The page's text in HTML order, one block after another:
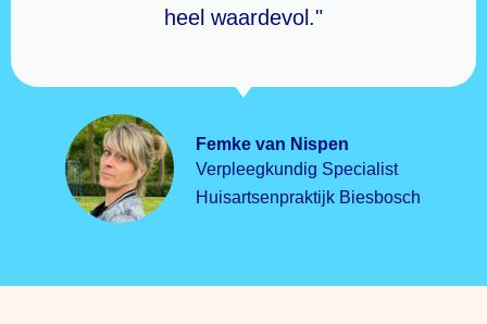
heel waardevol."
Femke van Nispen
Verpleegkundig Specialist
Huisartsenpraktijk Biesbosch